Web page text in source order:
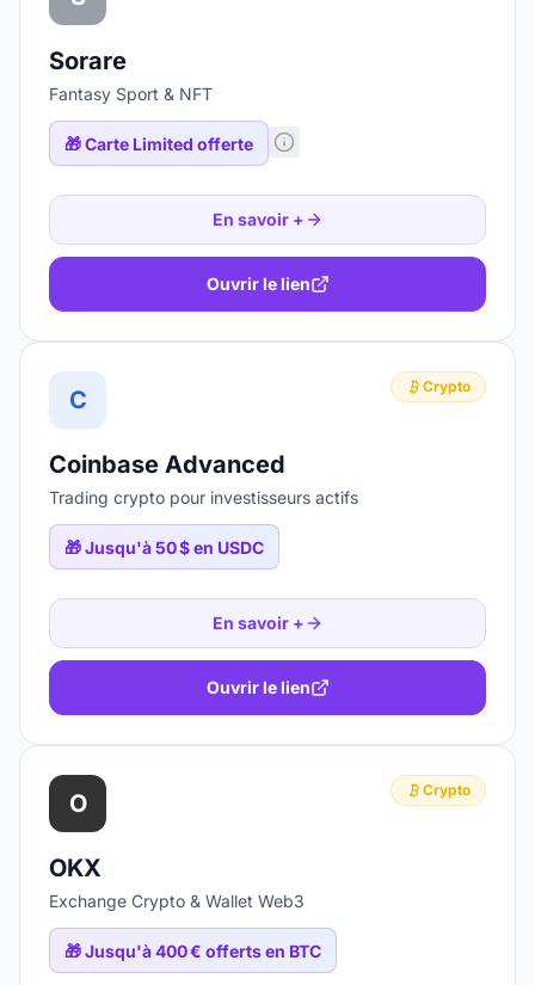
Sorare
Fantasy Sport & NFT
🎁Carte Limited offerte
En savoir +
Ouvrir le lien
C Crypto
Coinbase Advanced
Trading crypto pour investisseurs actifs
🎁Jusqu'à 50 $ en USDC
En savoir +
Ouvrir le lien
O Crypto
OKX
Exchange Crypto & Wallet Web3
🎁Jusqu'à 400 € offerts en BTC